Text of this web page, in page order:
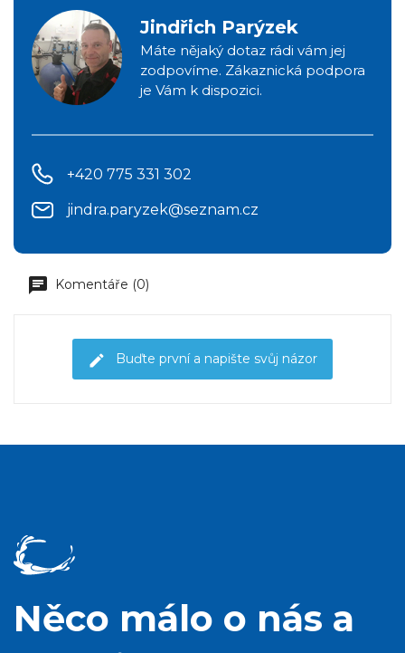
Jindřich Parýzek
Máte nějaký dotaz rádi vám jej
zodpovíme. Zákaznická podpora
je Vám k dispozici.
+420 775 331 302
jindra.paryzek@seznam.cz
Komentáře (0)
Buďte první a napište svůj názor
Něco málo o nás a